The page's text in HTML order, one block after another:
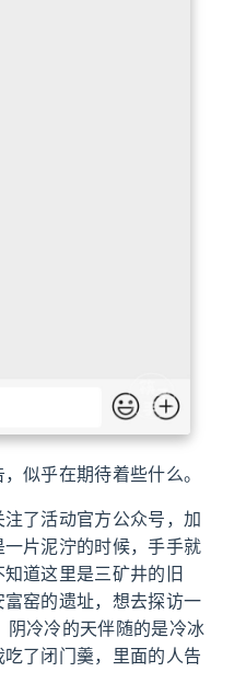
似乎在期待着些什么。
了活动官方公众号，加
一片泥泞的时候，手手就
道这里是三矿井的旧
窑的遗址，想去探访一
阴冷冷的天伴随的是冷冰
了闭门羹，里面的人告